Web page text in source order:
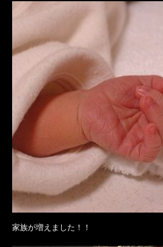
家族が増えました！！